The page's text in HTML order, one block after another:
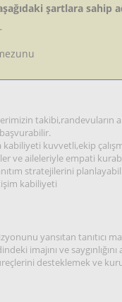
şartlara
takibi,randevuların
kuvvetli,ekip
ve aileleriyle empati
stratejilerini
kabiliyeti
yansıtan tanıtıcı
imajını ve
desteklemek ve